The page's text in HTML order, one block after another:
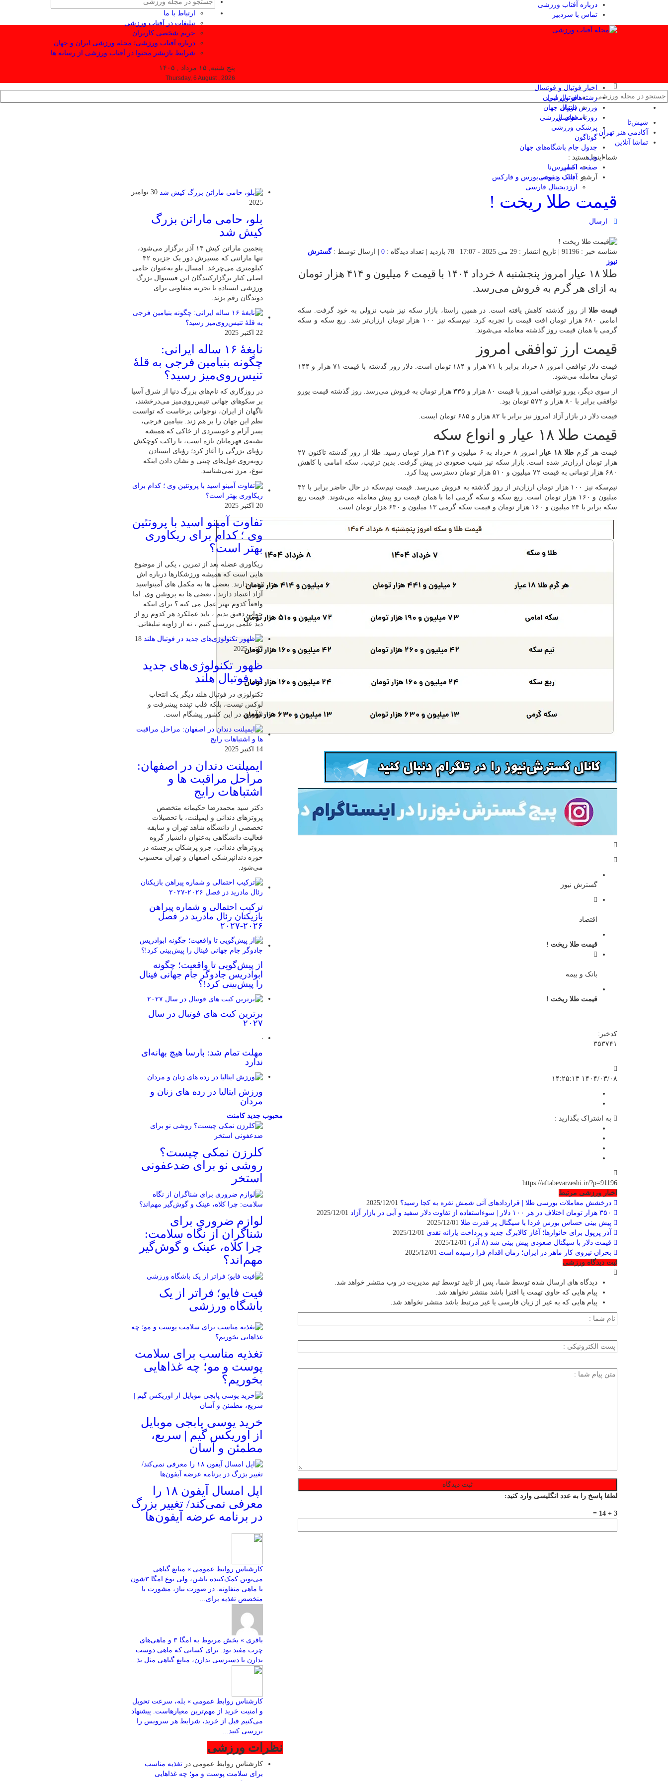
درباره آفتاب ورزشی
تماس با سردبیر
ارتباط با ما
تبلیغات در آفتاب ورزشی
حریم شخصی کاربران
درباره آفتاب ورزشی؛ مجله ورزشی ایران و جهان
شرایط بازنشر محتوا در آفتاب ورزشی از رسانه ها
پنج شنبه, ۱۵ مرداد , ۱۴۰۵
Thursday, 6 August , 2026
اخبار فوتبال و فوتسال
فوتبال ایران
فوتبال جهان
فوتسال
رشته‌های ورزشی
ورزش بانوان
روزنامه‌های ورزشی
پزشکی ورزشی
گوناگون
جدول جام باشگاه‌های جهان
وب
اکسپرس‌نا
آفتاب حقوقی
ارزدیجیتال فارسی
شیش‌تا
آکادمی هنر تهران
تماشا آنلاین
شما اینجا هستید :
صفحه اصلی
آرشیو :بانک و بیمه، بورس و فارکس
قیمت طلا ریخت !
ارسال
شناسه خبر : 91196 | تاریخ انتشار : 29 می 2025 - 17:07 | 78 بازدید | تعداد دیدگاه : 0 | ارسال توسط :گسترش
نیوز
طلا ۱۸ عیار امروز پنجشنبه ۸ خرداد ۱۴۰۴ با قیمت ۶ میلیون و ۴۱۴ هزار تومان
به ازای هر گرم به فروش می‌رسد.
قیمت طلا از روز گذشته کاهش یافته است. در همین راستا، بازار سکه نیز شیب نزولی به خود گرفت. سکه
امامی ۶۸۰ هزار تومان افت قیمت را تجربه کرد. نیم‌سکه نیز ۱۰۰ هزار تومان ارزان‌تر شد. ربع سکه و سکه
گرمی با همان قیمت روز گذشته معامله می‌شوند.
قیمت ارز توافقی امروز
قیمت دلار توافقی امروز ۸ خرداد برابر با ۷۱ هزار و ۱۸۴ تومان است. دلار روز گذشته با قیمت ۷۱ هزار و ۱۴۴
تومان معامله می‌شود.
از سوی دیگر، یورو توافقی امروز با قیمت ۸۰ هزار و ۳۳۵ هزار تومان به فروش می‌رسد. روز گذشته قیمت یورو
توافقی برابر با ۸۰ هزار و ۵۷۲ تومان بود.
قیمت دلار در بازار آزاد امروز نیز برابر با ۸۲ هزار و ۶۸۵ تومان ایست.
قیمت طلا ۱۸ عیار و انواع سکه
قیمت هر گرم طلا ۱۸ عیار
امروز ۸ خرداد به ۶ میلیون و ۴۱۴ هزار تومان رسید. طلا از روز گذشته تاکنون ۲۷
هزار تومان ارزان‌تر شده است. بازار سکه نیز شیب صعودی در پیش گرفت. بدین ترتیب، سکه امامی با کاهش
۶۸۰ هزار تومانی به قیمت ۷۲ میلیون و ۵۱۰ هزار تومان دسترسی پیدا کرد.
نیم‌سکه نیز ۱۰۰ هزار تومان ارزان‌تر از روز گذشته به فروش می‌رسد. قیمت نیم‌سکه در حال حاضر برابر با ۴۲
میلیون و ۱۶۰ هزار تومان است. ربع سکه و سکه گرمی اما با همان قیمت رو پیش معامله می‌شوند. قیمت ربع
سکه برابر با ۲۴ میلیون و ۱۶۰ هزار تومان و قیمت سکه گرمی ۱۳ میلیون و ۶۳۰ هزار تومان است.
گسترش نیوز
اقتصاد
قیمت طلا ریخت !
بانک و بیمه
قیمت طلا ریخت !
کدخبر:
۳۵۳۷۴۱
۱۴۰۴/۰۳/۰۸ ۱۴:۲۵:۱۳
به اشتراک بگذارید :
https://aftabevarzeshi.ir/?p=91196
اخبار ورزشی مرتبط
درخشش معاملات بورسی طلا | قراردادهای آتی شمش نقره به کجا رسید؟
پیش بینی حساس بورس فردا با سیگنال پر قدرت طلا
آذر پرپول برای خانوارها؛ آغاز کالابرگ جدید و پرداخت یارانه نقدی
قیمت دلار با سیگنال صعودی پیش بینی شد (۸ آذر)
بحران نیروی کار ماهر در ایران؛ زمان اقدام فرا رسیده است
ثبت دیدگاه ورزشی
دیدگاه های ارسال شده توسط شما، پس از تایید توسط تیم مدیریت در وب منتشر خواهد شد.
پیام هایی که حاوی تهمت یا افترا باشد منتشر نخواهد شد.
پیام هایی که به غیر از زبان فارسی یا غیر مرتبط باشد منتشر نخواهد شد.
لطفا پاسخ را به عدد انگلیسی وارد کنید:
3 + 14 =
30 نوامبر
2025
بلو، حامی ماراتن بزرگ
کیش شد
پنجمین ماراتن کیش ۱۴ آذر برگزار می‌شود،
تنها ماراتنی که مسیرش دور یک جزیره ۴۲
کیلومتری می‌چرخد. امسال بلو به‌عنوان حامی
اصلی کنار برگزارکنندگان این فستیوال بزرگ
ورزشی ایستاده تا تجربه متفاوتی برای
دوندگان رقم بزند.
22 اکتبر 2025
نابغهٔ ۱۶ ساله ایرانی:
چگونه بنیامین فرجی به قلهٔ
تنیس‌روی‌میز رسید؟
در روزگاری که نام‌های بزرگ دنیا از شرق آسیا
بر سکوهای جهانی تنیس‌روی‌میز می‌درخشند،
ناگهان از ایران، نوجوانی برخاست که توانست
نظم این جهان را بر هم زند. بنیامین فرجی،
پسر آرام و خونسردی از خاکی که همیشه
تشنه‌ی قهرمانان تازه است، با راکت کوچکش
رؤیای بزرگی را آغاز کرد؛ رؤیای ایستادن
روبه‌روی غول‌های چینی و نشان دادن اینکه
نبوغ، مرز نمی‌شناسد.
20 اکتبر 2025
تفاوت آمینو اسید با پروتئین
وی ؛ کدام برای ریکاوری
بهتر است؟
ریکاوری عضله بعد از تمرین ، یکی از موضوع‌
هایی‌ است که همیشه ورزشکارها درباره‌ اش
بحث دارند. بعضی‌ ها به مکمل‌ های آمینواسید
آزاد اعتماد دارند ، بعضی‌ ها به پروتئین وی. اما
واقعاً کدوم بهتر عمل می‌ کنه ؟ برای اینکه
جواب دقیق بدیم ، باید عملکرد هر کدوم رو از
دید علمی بررسی کنیم ، نه از زاویه تبلیغاتی.
18
اکتبر 2025
ظهور تکنولوژی‌های جدید
در فوتبال هلند
تکنولوژی در فوتبال هلند دیگر یک انتخاب
لوکس نیست، بلکه قلب تپنده پیشرفت و
نوآوری در این کشور پیشگام است.
14 اکتبر 2025
ایمپلنت دندان در اصفهان:
مراحل مراقبت ها و
اشتباهات رایج
دکتر سید محمدرضا حکیمانه متخصص
پروتزهای دندانی و ایمپلنت، با تحصیلات
تخصصی از دانشگاه شاهد تهران و سابقه
فعالیت دانشگاهی به‌عنوان دانشیار گروه
پروتزهای دندانی، جزو پزشکان برجسته در
حوزه دندانپزشکی اصفهان و تهران محسوب
می‌شود.
ترکیب احتمالی و شماره پیراهن
بازیکنان رئال مادرید در فصل
۲۰۲۶-۲۰۲۷
از پیش‌گویی تا واقعیت؛ چگونه
ابوادریس جادوگر جام جهانی فینال
را پیش‌بینی کرد!؟
برترین کیت های فوتبال در سال
۲۰۲۷
مهلت تمام شد: بارسا هیچ بهانه‌‌ای
ندارد
ورزش ایتالیا در رده های زنان و
مردان
محبوبجدیدکامنت
کلرزن نمکی چیست؟
روشی نو برای ضدعفونی
استخر
لوازم ضروری برای
شناگران از نگاه سلامت:
چرا کلاه، عینک و گوش‌گیر
مهم‌اند؟
فیت ‌فایو؛ فراتر از یک
باشگاه ورزشی
تغذیه مناسب برای سلامت
پوست و مو؛ چه غذاهایی
بخوریم؟
خرید یوسی پابجی موبایل
از اوریکس گیم | سریع،
مطمئن و آسان
اپل امسال آیفون ۱۸ را
معرفی نمی‌کند/ تغییر بزرگ
در برنامه عرضه آیفون‌ها
کارشناس روابط عمومی » منابع گیاهی
می‌تونن کمک‌کننده باشن، ولی نوع امگا ۳شون
با ماهی متفاوته. در صورت نیاز، مشورت با
متخصص تغذیه برای...
باقری » بخش مربوط به امگا ۳ و ماهی‌های
چرب مفید بود. برای کسانی که ماهی دوست
ندارن یا دسترسی ندارن، منابع گیاهی مثل بذ...
کارشناس روابط عمومی » بله، سرعت تحویل
و امنیت خرید از مهم‌ترین معیارهاست. پیشنهاد
می‌کنیم قبل از خرید، شرایط هر سرویس را
بررسی کنید...
نظرات ورزشی
کارشناس روابط عمومی درتغذیه مناسب
برای سلامت پوست و مو؛ چه غذاهایی